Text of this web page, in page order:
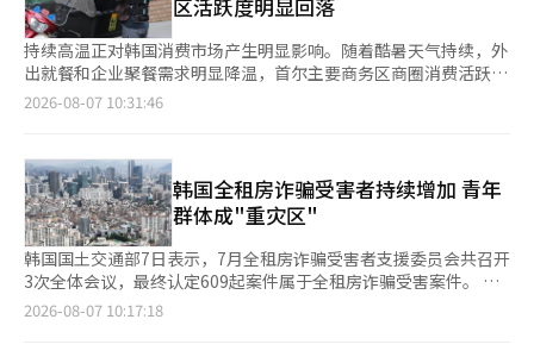
生占博士留学生总数的八成以上；本科
区活跃度明显回落
持续高温正对韩国消费市场产生明显影响。随着酷暑天气持续，外
出就餐和企业聚餐需求明显降温，首尔主要商务区商圈消费活跃度
持续下滑；与此同时，外卖订单逆势增长。 据韩国餐饮业7日消
较平时减少约三分之二，不少企业取消晚间聚餐，消费者也更倾向
于减少外出，外卖解决用餐需求。有餐厅负责人表示，门店过去每
天可接待约10桌晚餐顾客，如今仅剩约3桌，营业额也大幅缩水。
高温天气对线下消费的影响已反映在
2026-08-07 10:31:46
韩国全租房诈骗受害者持续增加 青年
群体成"重灾区"
韩国国土交通部7日表示，7月全租房诈骗受害者支援委员会共召开
3次全体会议，最终认定609起案件属于全租房诈骗受害案件。 其
中，563起为新申请（含重新申请）案件，46起通过异议申请追加
2026-08-07 10:17:18